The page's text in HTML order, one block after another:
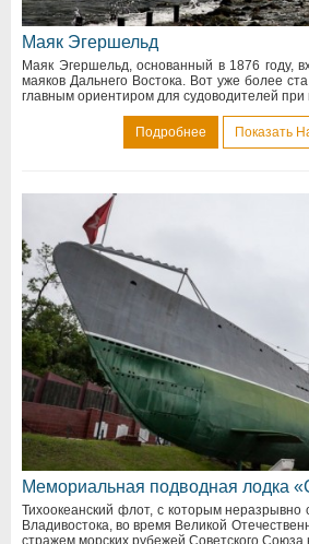
Маяк Эгершельд
Маяк Эгершельд, основанный в 1876 году,
маяков Дальнего Востока. Вот уже более
главным ориентиром для судоводителей при
Подробнее Показать
Мемориальная подводная лодка
Тихоокеанский флот, с которым неразрывно
Владивостока, во время Великой
стражем морских рубежей Советского Союза